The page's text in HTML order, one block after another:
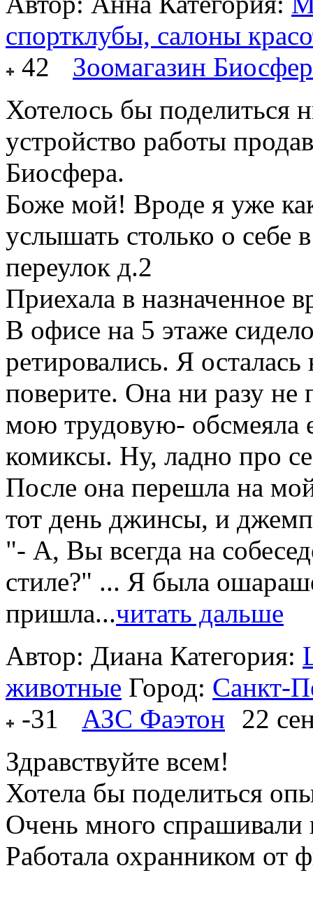
спортклубы, салоны
42
Зоомагазин
Хотелось бы
устройство работы
Биосфера.
Боже мой! Вроде я уже
услышать столько о себе
переулок д.2
Приехала в назначенное
В офисе на 5 этаже
ретировались. Я
поверите. Она ни разу не
мою трудовую- обсмеяла
комиксы. Ну, ладно про
После она перешла на
тот день джинсы, и
"- А, Вы всегда на
стиле?" ... Я была
пришла...читать дальше
Автор: Диана Категория:
животные Город: Санкт-
-31
АЗС Фаэтон
22
Здравствуйте всем!
Хотела бы поделиться
Очень много
Работала охранником от